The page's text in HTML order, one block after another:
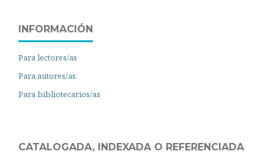
INFORMACIÓN
Para lectores/as
Para autores/as
Para bibliotecarios/as
CATALOGADA, INDEXADA O REFERENCIADA